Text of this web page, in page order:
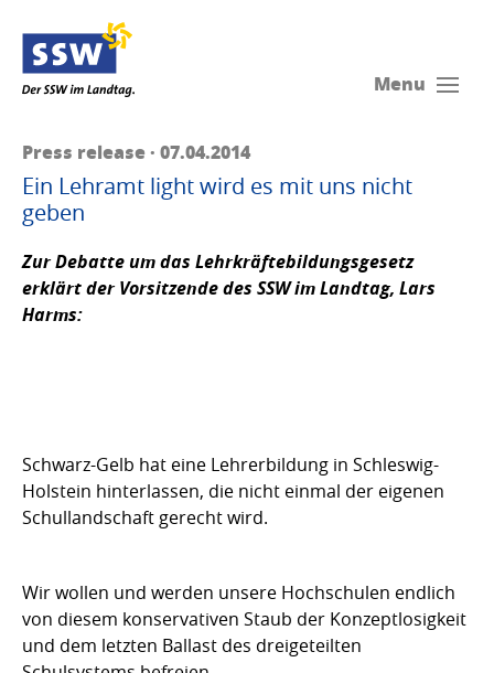
Menu
Press release · 07.04.2014
Ein Lehramt light wird es mit uns nicht
geben
Zur Debatte um das Lehrkräftebildungsgesetz
erklärt der Vorsitzende des SSW im Landtag, Lars
Harms:
Schwarz-Gelb hat eine Lehrerbildung in Schleswig-
Holstein hinterlassen, die nicht einmal der eigenen
Schullandschaft gerecht wird.
Wir wollen und werden unsere Hochschulen endlich
von diesem konservativen Staub der Konzeptlosigkeit
und dem letzten Ballast des dreigeteilten